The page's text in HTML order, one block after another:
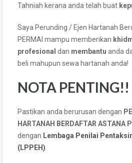
Tahniah kerana anda telah buat
Saya Perunding / Ejen Hartanah
PERMAI mampu memberikan
profesional dan membantu anda
beli mahupun sewa hartanah anda!
NOTA PENTING!!
Pastikan anda berurusan dengan
HARTANAH BERDAFTAR ASTANA
dengan Lembaga Penilai
(LPPEH)